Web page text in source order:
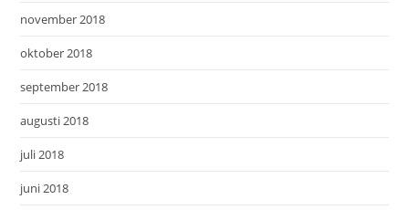
november 2018
oktober 2018
september 2018
augusti 2018
juli 2018
juni 2018